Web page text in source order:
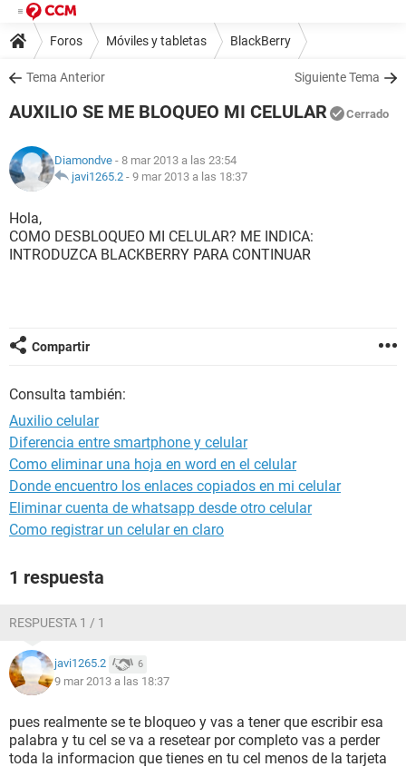
Foros Móviles y tabletas BlackBerry
Tema Anterior Siguiente Tema
AUXILIO SE ME BLOQUEO MI CELULAR Cerrado
Diamondve - 8 mar 2013 a las 23:54
javi1265.2 - 9 mar 2013 a las 18:37
Hola,
COMO DESBLOQUEO MI CELULAR? ME INDICA:
INTRODUZCA BLACKBERRY PARA CONTINUAR
Compartir
Consulta también:
Auxilio celular
Diferencia entre smartphone y celular
Como eliminar una hoja en word en el celular
Donde encuentro los enlaces copiados en mi celular
Eliminar cuenta de whatsapp desde otro celular
Como registrar un celular en claro
1 respuesta
RESPUESTA 1 / 1
javi1265.2 6
9 mar 2013 a las 18:37
pues realmente se te bloqueo y vas a tener que escribir esa
palabra y tu cel se va a resetear por completo vas a perder
toda la informacion que tienes en tu cel menos de la tarjeta